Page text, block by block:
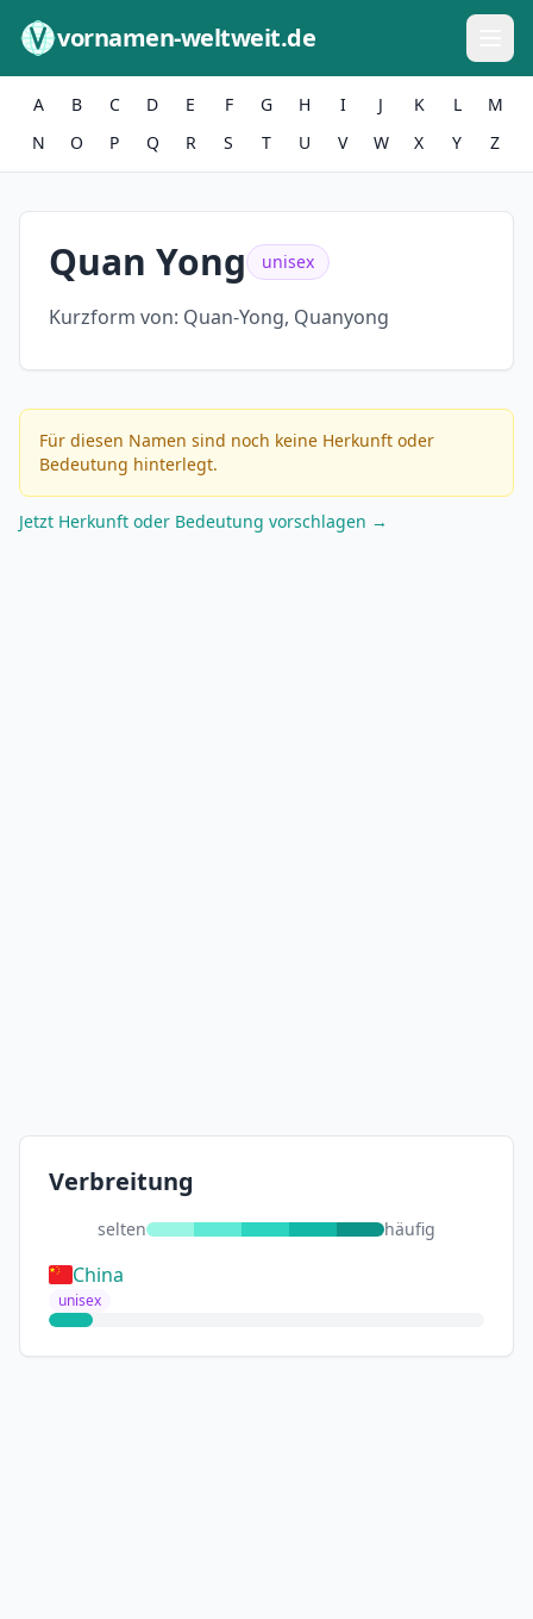
vornamen-weltweit.de
A B C D E F G H I J K L
M
N
O P Q R S T U V W X Y Z
Quan Yong unisex
Kurzform von: Quan-Yong, Quanyong
Für diesen Namen sind noch keine Herkunft oder
Bedeutung hinterlegt.
Jetzt Herkunft oder Bedeutung vorschlagen →
Verbreitung
selten häufig
China
unisex